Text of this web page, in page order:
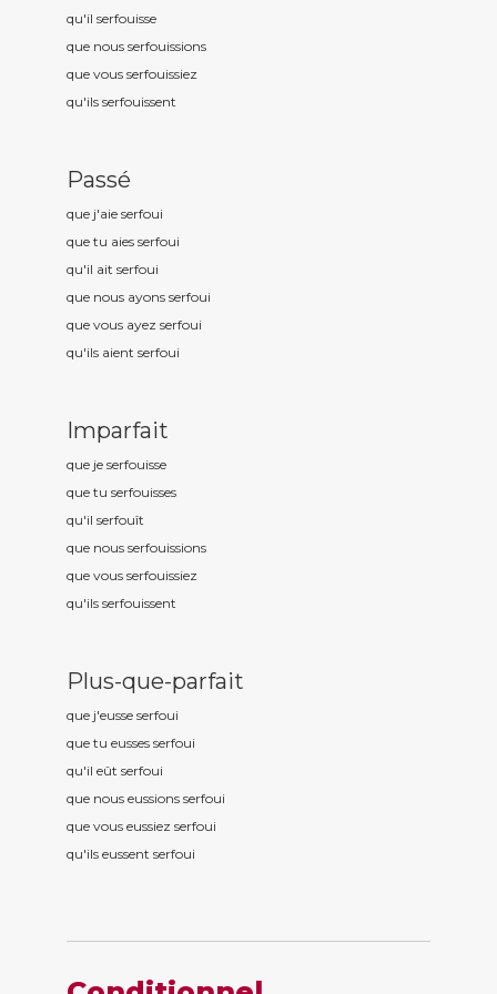
qu'il serfouisse
que nous serfouissions
que vous serfouissiez
qu'ils serfouissent
Passé
que j'aie serfoui
que tu aies serfoui
qu'il ait serfoui
que nous ayons serfoui
que vous ayez serfoui
qu'ils aient serfoui
Imparfait
que je serfouisse
que tu serfouisses
qu'il serfouît
que nous serfouissions
que vous serfouissiez
qu'ils serfouissent
Plus-que-parfait
que j'eusse serfoui
que tu eusses serfoui
qu'il eût serfoui
que nous eussions serfoui
que vous eussiez serfoui
qu'ils eussent serfoui